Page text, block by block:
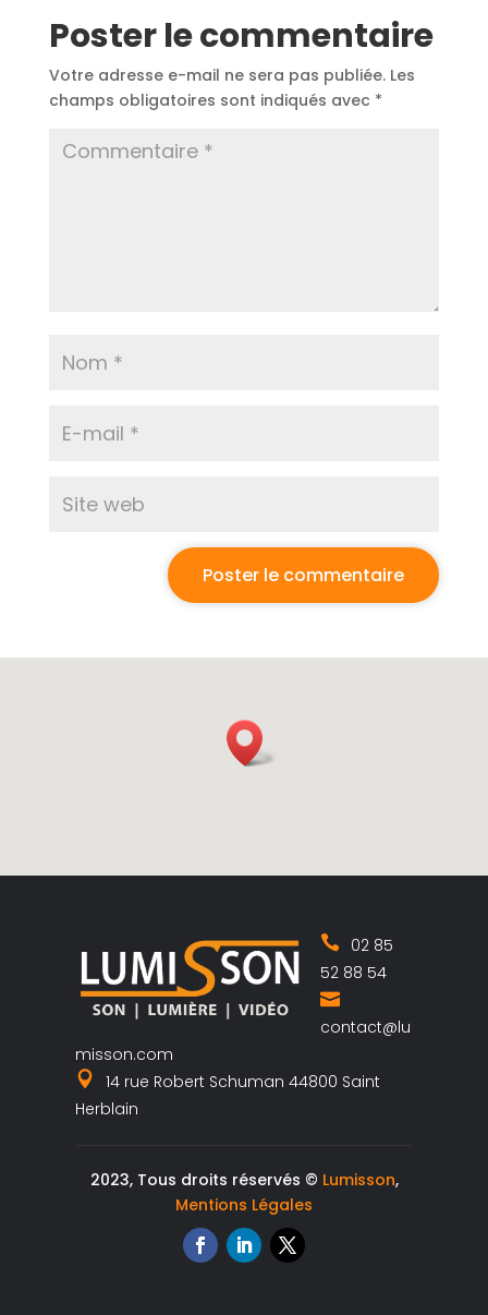
Poster le commentaire
Votre adresse e-mail ne sera pas publiée. Les
champs obligatoires sont indiqués avec *
02 85
52 88 54
contact@lu
misson.com
14 rue Robert Schuman 44800 Saint
Herblain
2023, Tous droits réservés © Lumisson,
Mentions Légales